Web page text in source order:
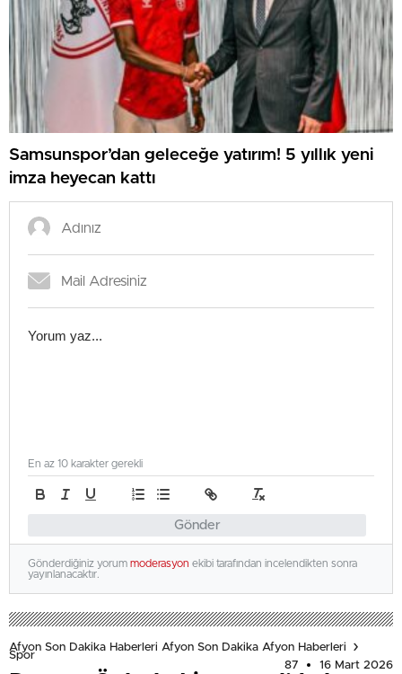
Samsunspor’dan geleceğe yatırım! 5 yıllık yeni
imza heyecan kattı
Gönder
En az 10 karakter gerekli
Gönderdiğiniz yorum moderasyon ekibi tarafından incelendikten sonra
yayınlanacaktır.
Afyon Son Dakika Haberleri Afyon Son Dakika Afyon Haberleri
Spor
87
16 Mart 2026